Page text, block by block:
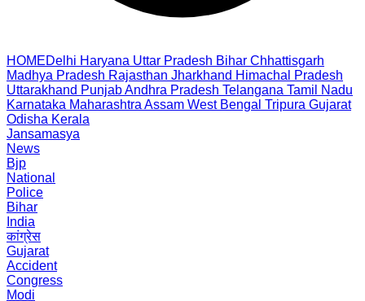
HOMEDelhi Haryana Uttar Pradesh Bihar Chhattisgarh
Madhya Pradesh Rajasthan Jharkhand Himachal Pradesh
Uttarakhand PunjabAndhra Pradesh Telangana Tamil Nadu
Karnataka Maharashtra Assam West Bengal Tripura Gujarat
Odisha Kerala
Jansamasya
News
Bjp
National
Police
Bihar
India
कांग्रेस
Gujarat
Accident
Congress
Modi